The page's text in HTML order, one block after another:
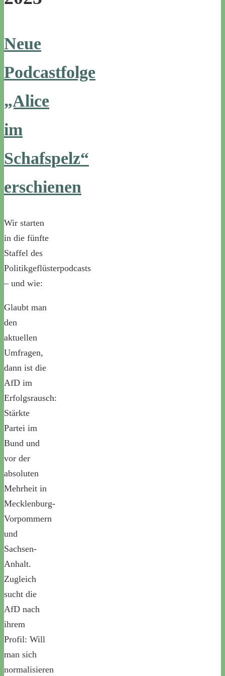
Neue
Podcastfolge
„Alice
im
Schafspelz“
erschienen
Wir starten
in die fünfte
Staffel des
Politikgeflüsterpodcasts
– und wie:
Glaubt man
den
aktuellen
Umfragen,
dann ist die
AfD im
Erfolgsrausch:
Stärkte
Partei im
Bund und
vor der
absoluten
Mehrheit in
Mecklenburg-
Vorpommern
und
Sachsen-
Anhalt.
Zugleich
sucht die
AfD nach
ihrem
Profil: Will
man sich
normalisieren